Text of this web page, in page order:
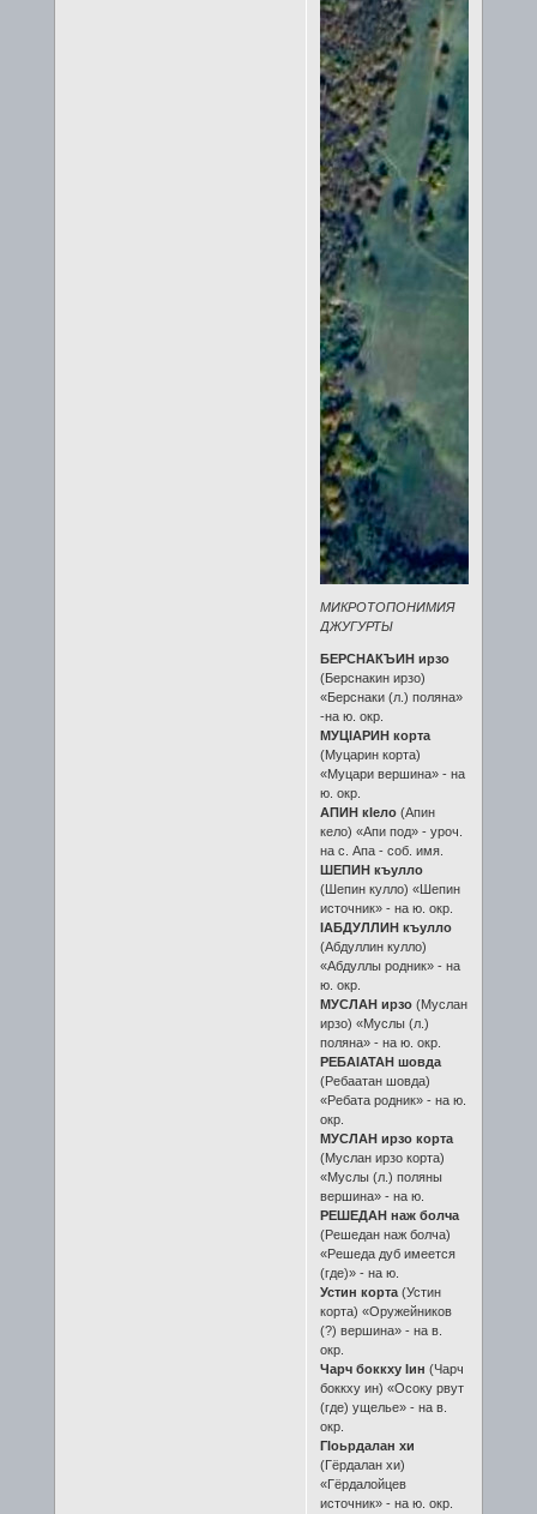
МИКРОТОПОНИМИЯ
ДЖУГУРТЫ
БЕРСНАКЪИН ирзо
(Берснакин ирзо)
«Берснаки (л.) поляна»
-на ю. окр.
МУЦIАРИН корта
(Муцарин корта)
«Муцари вершина» - на
ю. окр.
АПИН кIело(Апин
кело) «Апи под» - уроч.
на с. Апа - соб. имя.
ШЕПИН къулло
(Шепин кулло) «Шепин
источник» - на ю. окр.
IАБДУЛЛИН къулло
(Абдуллин кулло)
«Абдуллы родник» - на
ю. окр.
МУСЛАН ирзо(Муслан
ирзо) «Муслы (л.)
поляна» - на ю. окр.
РЕБАIАТАН шовда
(Ребаатан шовда)
«Ребата родник» - на ю.
окр.
МУСЛАН ирзо корта
(Муслан ирзо корта)
«Муслы (л.) поляны
вершина» - на ю.
РЕШЕДАН наж болча
(Решедан наж болча)
«Решеда дуб имеется
(где)» - на ю.
Устин корта(Устин
корта) «Оружейников
(?) вершина» - на в.
окр.
Чарч боккху Iин (Чарч
боккху ин) «Осоку рвут
(где) ущелье» - на в.
окр.
ГIоьрдалан хи
(Гёрдалан хи)
«Гёрдалойцев
источник» - на ю. окр.